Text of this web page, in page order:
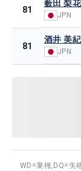
81
薮田 梨花
JPN
81
酒井 美紀
JPN
WD=棄権, DQ=失